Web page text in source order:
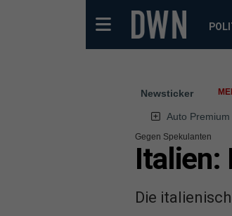
Newsticker
Auto Premium
Gegen Spekulanten
Italien:
Die